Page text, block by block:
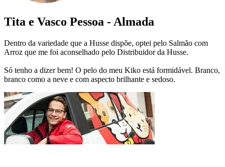
Tita e Vasco Pessoa - Almada
Dentro da variedade que a Husse dispõe, optei pelo Salmão com
Arroz que me foi aconselhado pelo Distribuidor da Husse.
Só tenho a dizer bem! O pelo do meu Kiko está formidável. Branco,
branco como a neve e com aspecto brilhante e sedoso.